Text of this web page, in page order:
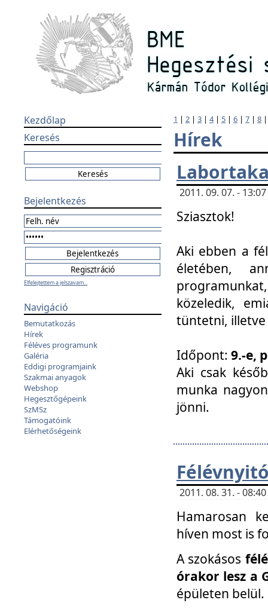
Kezdőlap
Keresés
Bejelentkezés
Elfelejtettem a jelszavam...
Navigáció
Bemutatkozás
Hírek
Féléves programunk
Galéria
Eddigi programjaink
Szakmai anyagok
Webshop
Hegesztőgépeink
SzMSz
Támogatóink
Elérhetőségeink
1 | 2 | 3 | 4| 5 | 6 | 7 | 8
Hírek
2011. 09. 07. -
Sziasztok!
Aki ebben a
életében,
közeledik,
tüntetni, illetve
Időpont: 9.-e,
Aki csak
munka
jönni.
2011. 08. 31. -
Hamarosan
híven most is
A szokásos
órakor lesz a
épületen belül.